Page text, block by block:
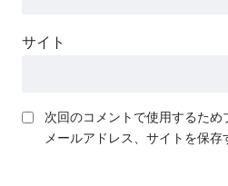
サイト
次回のコメントで使用するため
メールアドレス、サイトを保存